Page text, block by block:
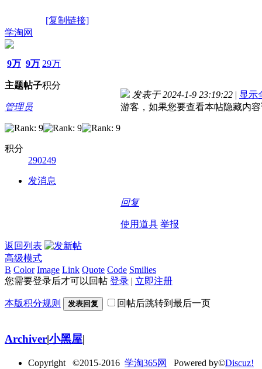
[复制链接]
学淘网
9万
主题
9万
帖子
29万
积分
管理员
积分
290249
发消息
发表于 2024-1-9 23:19:22 | 显示
游客，如果您要查看本帖隐藏内
回复
使用道具 举报
返回列表
高级模式
B Color Image Link Quote Code Smilies
您需要登录后才可以回帖 登录 | 立即注册
本版积分规则 发表回复 回帖后跳转到最后一页
Archiver|小黑屋|
Copyright ©2015-2016 学淘365网 Powered by©Discuz!